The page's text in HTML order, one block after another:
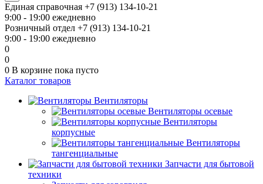
Единая справочная +7 (913) 134-10-21
9:00 - 19:00 ежедневно
Розничный отдел +7 (913) 134-10-21
9:00 - 19:00 ежедневно
0
0
0 В корзине пока пусто
Каталог товаров
Вентиляторы
Вентиляторы осевые
Вентиляторы
корпусные
Вентиляторы
тангенциальные
Запчасти для бытовой
техники